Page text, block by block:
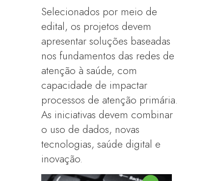
Selecionados por meio de
edital, os projetos devem
apresentar soluções baseadas
nos fundamentos das redes de
atenção à saúde, com
capacidade de impactar
processos de atenção primária.
As iniciativas devem combinar
o uso de dados, novas
tecnologias, saúde digital e
inovação.